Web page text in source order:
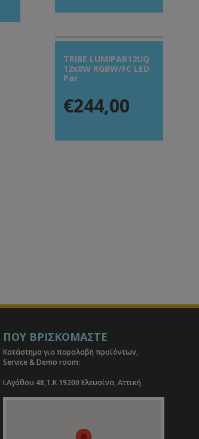
TRIBE LUMIPAR12UQ
12x8W RGBW/FC LED
Par
€244,00
ΠΟΥ ΒΡΙΣΚΟΜΑΣΤΕ
Κατάστημα για παραλαβή προϊόντων,
Service & Demo room:
I.Αγάθου 48,Τ.Κ 19200 Ελευσίνα, Αττική